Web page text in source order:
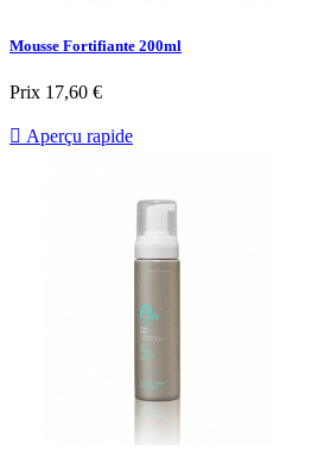
Mousse Fortifiante 200ml
Prix 17,60 €
 Aperçu rapide